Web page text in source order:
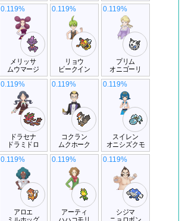
メリッサ
ムウマージ
0.119%
リョウ
ビークイン
0.119%
プリム
オニゴーリ
0.119%
ドラセナ
ドラミドロ
0.119%
コクラン
ムクホーク
0.119%
スイレン
オニシズクモ
0.119%
アロエ
0.119%
アーティ
0.119%
シジマ
0.119%